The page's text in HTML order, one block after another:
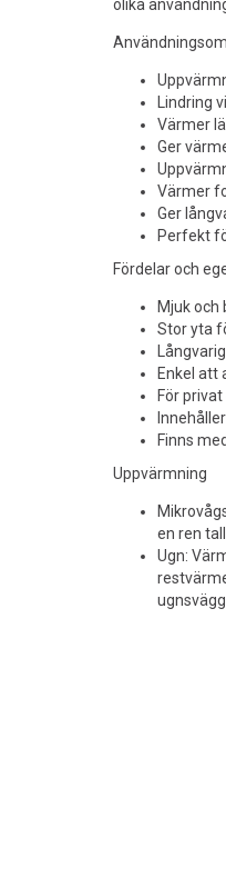
olika
Lindring
Värmer
Ger
Värmer
Ger
Perfekt
Fördelar och
Mjuk och
Stor yta
Enkel att
För
Finns
Uppvärmning
en ren
Ugn: